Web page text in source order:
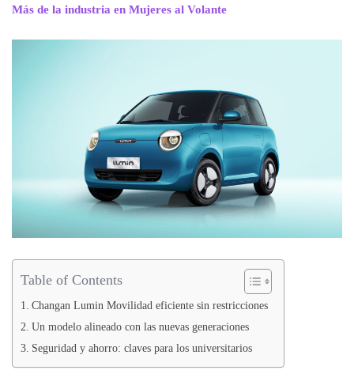
Más de la industria en Mujeres al Volante
Table of Contents
Changan Lumin Movilidad eficiente sin restricciones
Un modelo alineado con las nuevas generaciones
Seguridad y ahorro: claves para los universitarios